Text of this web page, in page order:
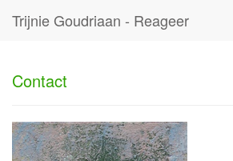
Trijnie Goudriaan - Reageer
Contact